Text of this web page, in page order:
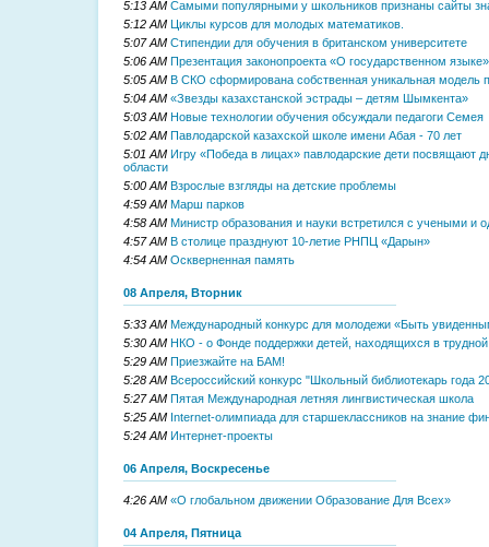
5:13 AM Самыми популярными у школьников признаны сайты
5:12 AM Циклы курсов для молодых математиков.
5:07 AM Стипендии для обучения в британском университете
5:06 AM Презентация законопроекта «О государственном языке»
5:05 AM В СКО сформирована собственная уникальная модель
5:04 AM «Звезды казахстанской эстрады – детям Шымкента»
5:03 AM Новые технологии обучения обсуждали педагоги Семея
5:02 AM Павлодарской казахской школе имени Абая - 70 лет
5:01 AM Игру «Победа в лицах» павлодарские дети посвящают
области
5:00 AM Взрослые взгляды на детские проблемы
4:59 AM Марш парков
4:58 AM Министр образования и науки встретился с учеными и
4:57 AM В столице празднуют 10-летие РНПЦ «Дарын»
4:54 AM Оскверненная память
08 Апреля, Вторник
5:33 AM Международный конкурс для молодежи «Быть
5:30 AM НКО - о Фонде поддержки детей, находящихся в
5:29 AM Приезжайте на БАМ!
5:28 AM Всероссийский конкурс "Школьный библиотекарь года
5:27 AM Пятая Международная летняя лингвистическая школа
5:25 AM Internet-олимпиада для старшеклассников на знание
5:24 AM Интернет-проекты
06 Апреля, Воскресенье
4:26 AM «О глобальном движении Образование Для Всех»
04 Апреля, Пятница